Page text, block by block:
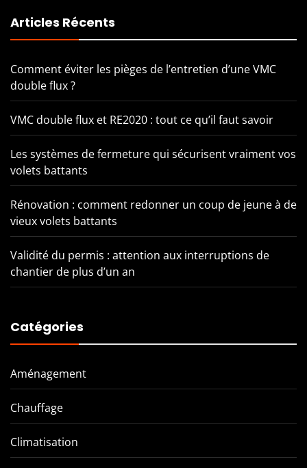
Articles Récents
Comment éviter les pièges de l’entretien d’une VMC
double flux ?
VMC double flux et RE2020 : tout ce qu’il faut savoir
Les systèmes de fermeture qui sécurisent vraiment vos
volets battants
Rénovation : comment redonner un coup de jeune à de
vieux volets battants
Validité du permis : attention aux interruptions de
chantier de plus d’un an
Catégories
Aménagement
Chauffage
Climatisation